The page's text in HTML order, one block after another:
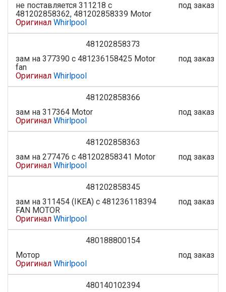
не поставляется 311218 с
481202858362, 481202858339 Motor
Оригинал Whirlpool
под заказ
481202858373
зам на 377390 с 481236158425 Motor
fan
Оригинал Whirlpool
под заказ
481202858366
зам на 317364 Motor
Оригинал Whirlpool
под заказ
481202858363
зам на 277476 с 481202858341 Motor
Оригинал Whirlpool
под заказ
481202858345
зам на 311454 (IKEA) с 481236118394
FAN MOTOR
Оригинал Whirlpool
под заказ
480188800154
Мотор
Оригинал Whirlpool
под заказ
480140102394